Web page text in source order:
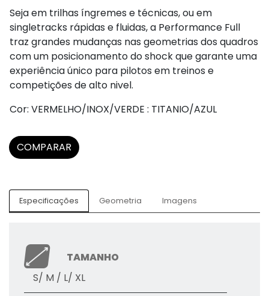
Seja em trilhas íngremes e técnicas, ou em
singletracks rápidas e fluidas, a Performance Full
traz grandes mudanças nas geometrias dos quadros
com um posicionamento do shock que garante uma
experiência único para pilotos em treinos e
competições de alto nivel.
Cor: VERMELHO/INOX/VERDE : TITANIO/AZUL
COMPARAR
Especificações Geometria Imagens
TAMANHO
S/ M / L/ XL